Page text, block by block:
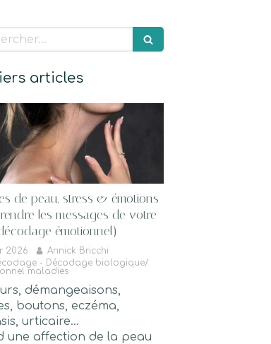
articles
de peau, stress & émotions
les messages de votre
émotionnel)
2026
Annick Bricchi
- Décodage biologique/
maladies
démangeaisons,
boutons, eczéma,
urticaire…
une affection de la peau